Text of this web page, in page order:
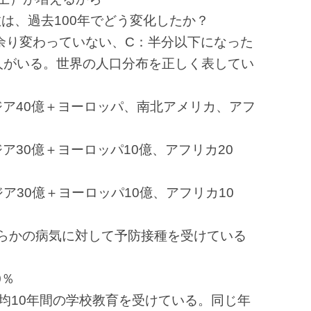
、過去100年でどう変化したか？
変わっていない、C：半分以下になった
いる。世界の人口分布を正しく表してい
40億＋ヨーロッパ、南北アメリカ、アフ
30億＋ヨーロッパ10億、アフリカ20
30億＋ヨーロッパ10億、アフリカ10
かの病気に対して予防接種を受けている
10年間の学校教育を受けている。同じ年